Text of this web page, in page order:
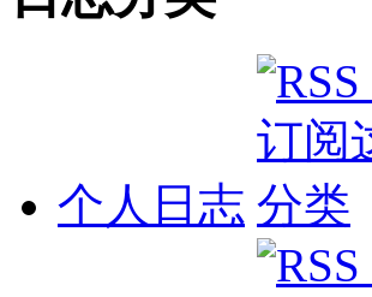
个人日志